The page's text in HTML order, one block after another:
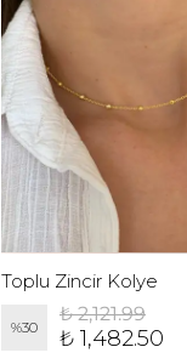
Toplu Zincir Kolye
%30
₺ 2,121.99
₺ 1,482.50